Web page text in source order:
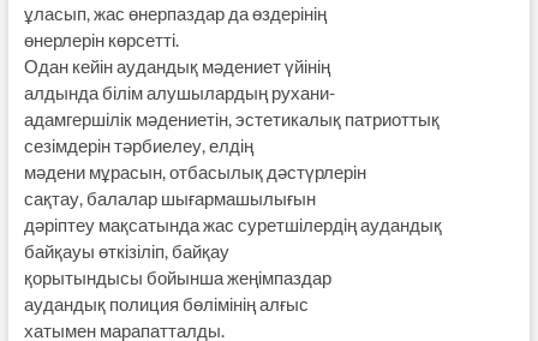
ұласып, жас өнерпаздар да өздерінің
өнерлерін көрсетті.
Одан кейін аудандық мәдениет үйінің
алдында білім алушылардың рухани-
адамгершілік мәдениетін, эстетикалық патриоттық
сезімдерін тәрбиелеу, елдің
мәдени мұрасын, отбасылық дәстүрлерін
сақтау, балалар шығармашылығын
дәріптеу мақсатында жас суретшілердің аудандық
байқауы өткізіліп, байқау
қорытындысы бойынша жеңімпаздар
аудандық полиция бөлімінің алғыс
хатымен марапатталды.